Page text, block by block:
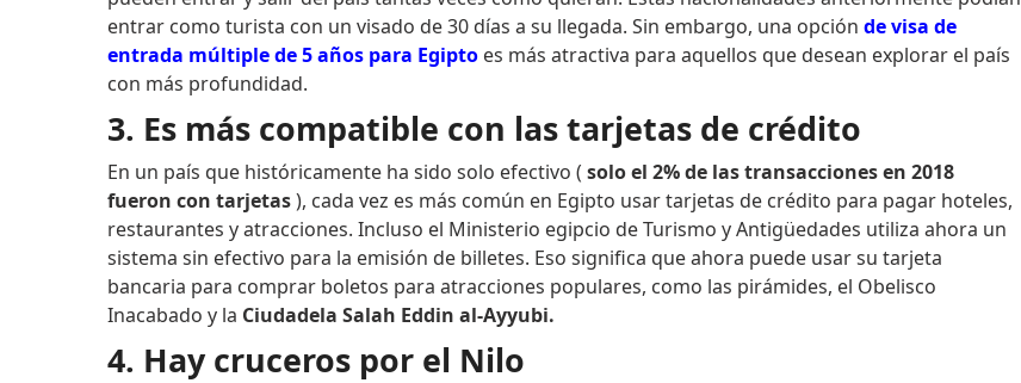
entrar como turista con un visado de 30 días a su llegada. Sin embargo, una opción de visa de
entrada múltiple de 5 años para Egipto es más atractiva para aquellos que desean explorar el país
con más profundidad.
3. Es más compatible con las tarjetas de crédito
En un país que históricamente ha sido solo efectivo ( solo el 2% de las transacciones en 2018
fueron con tarjetas), cada vez es más común en Egipto usar tarjetas de crédito para pagar hoteles,
restaurantes y atracciones. Incluso el Ministerio egipcio de Turismo y Antigüedades utiliza ahora un
sistema sin efectivo para la emisión de billetes. Eso significa que ahora puede usar su tarjeta
bancaria para comprar boletos para atracciones populares, como las pirámides, el Obelisco
Inacabado y la Ciudadela Salah Eddin al-Ayyubi.
4. Hay cruceros por el Nilo